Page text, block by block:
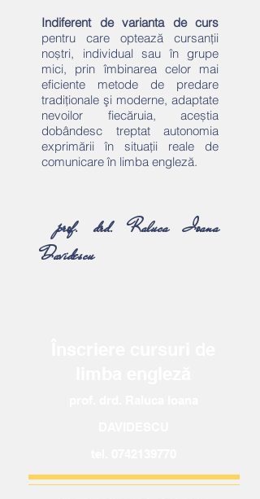
Indiferent de varianta de curs
pentru care optează cursanții
noștri, individual sau în grupe
mici, prin îmbinarea celor mai
eficiente metode de predare
tradiţionale şi moderne, adaptate
nevoilor fiecăruia, aceștia
dobândesc treptat autonomia
exprimării în situaţii reale de
comunicare în limba engleză.
prof. drd. Raluca Ioana
Davidescu